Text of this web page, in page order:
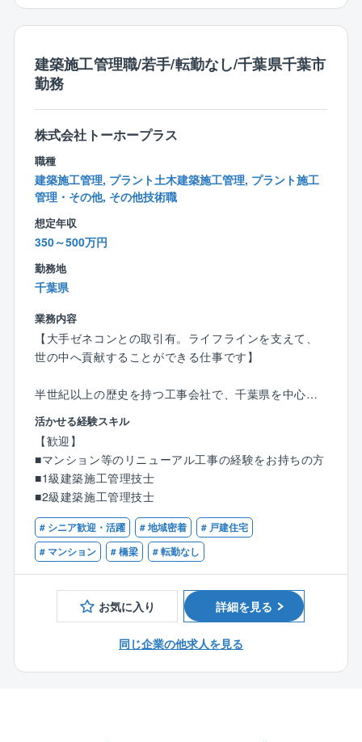
建築施工管理職/若手/転勤なし/千葉県千葉市
勤務
株式会社トーホープラス
職種
建築施工管理, プラント土木建築施工管理, プラント施工
管理・その他, その他技術職
想定年収
350～500万円
勤務地
千葉県
業務内容
【大手ゼネコンとの取引有。ライフラインを支えて、
世の中へ貢献することができる仕事です】
半世紀以上の歴史を持つ工事会社で、千葉県を中心に
東京、神奈川、埼玉、茨城のエリアにて、マンション
やビルの改修工事の施工管理を担当して頂きます。大
規模なリニューアルから部分補修まで、お客様のご希
望に沿ったプランニングを行います。
【施工実績】
千葉都市モノレール、千葉市内ビル、墨田区内マンシ
ョン、佐倉市内マンション
活かせる経験スキル
【歓迎】
■マンション等のリニューアル工事の経験をお持ちの方
■1級建築施工管理技士
■2級建築施工管理技士
# シニア歓迎・活躍 # 地域密着
# 戸建住宅
# マンション
# 橋梁 # 転勤なし
お気に入り 詳細を見る
同じ企業の他求人を見る